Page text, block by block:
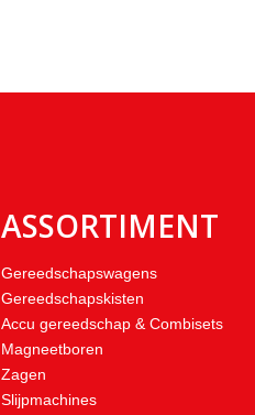
ASSORTIMENT
Gereedschapswagens
Gereedschapskisten
Accu gereedschap & Combisets
Magneetboren
Zagen
Slijpmachines